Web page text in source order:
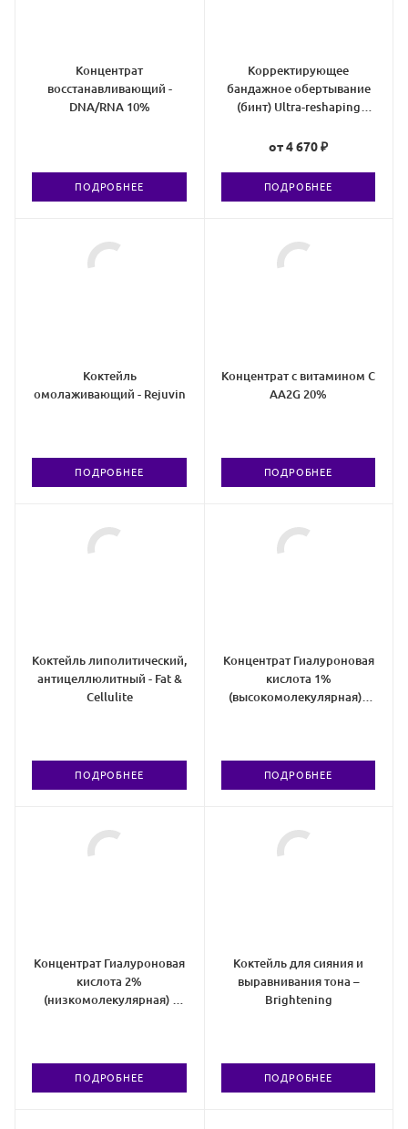
Концентрат
восстанавливающий -
DNA/RNA 10%
ПОДРОБНЕЕ
Корректирующее
бандажное обертывание
(бинт) Ultra-reshaping
от4 670 ₽
ПОДРОБНЕЕ
Коктейль
омолаживающий - Rejuvin
ПОДРОБНЕЕ
Концентрат с витамином С
AA2G 20%
ПОДРОБНЕЕ
Коктейль липолитический,
антицеллюлитный - Fat &
Cellulite
ПОДРОБНЕЕ
Концентрат Гиалуроновая
кислота 1%
(высокомолекулярная) -
ПОДРОБНЕЕ
Концентрат Гиалуроновая
кислота 2%
(низкомолекулярная) -
ПОДРОБНЕЕ
Коктейль для сияния и
выравнивания тона –
Brightening
ПОДРОБНЕЕ